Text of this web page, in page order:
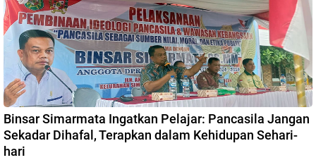
Binsar Simarmata Ingatkan Pelajar: Pancasila Jangan
Sekadar Dihafal, Terapkan dalam Kehidupan Sehari-
hari